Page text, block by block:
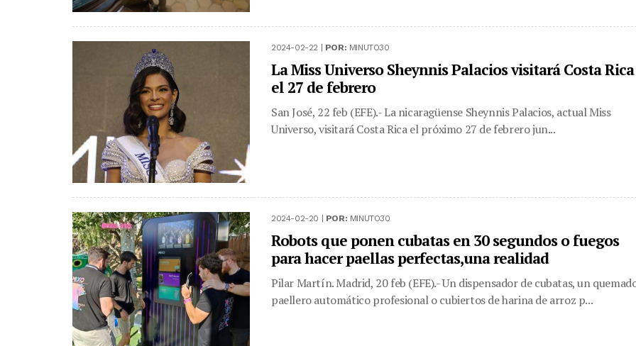
2024-02-22 | POR: MINUTO30
La Miss Universo Sheynnis Palacios visitará Costa Rica
el 27 de febrero
San José, 22 feb (EFE).- La nicaragüense Sheynnis Palacios, actual Miss
Universo, visitará Costa Rica el próximo 27 de febrero jun...
2024-02-20 | POR: MINUTO30
Robots que ponen cubatas en 30 segundos o fuegos
para hacer paellas perfectas,una realidad
Pilar Martín. Madrid, 20 feb (EFE).- Un dispensador de cubatas, un
paellero automático profesional o cubiertos de harina de arroz p...